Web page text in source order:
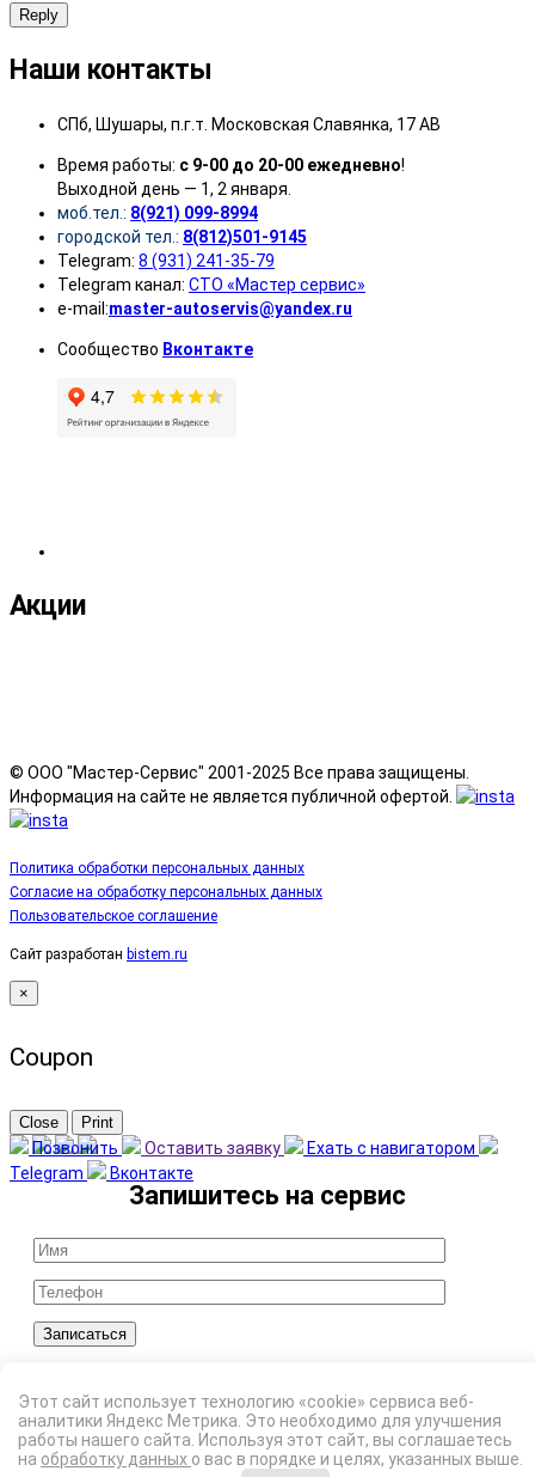
Reply
Наши контакты
СПб, Шушары, п.г.т. Московская Славянка, 17 АВ
Время работы: с 9-00 до 20-00 ежедневно!
Выходной день — 1, 2 января.
моб.тел.: 8(921) 099-8994
городской тел.: 8(812)501-9145
Telegram: 8 (931) 241-35-79
Telegram канал: СТО «Мастер сервис»
e-mail:master-autoservis@yandex.ru
Сообщество Вконтакте
Акции
© ООО "Мастер-Сервис" 2001-2025 Все права защищены.
Информация на сайте не является публичной офертой.
Политика обработки персональных данных
Согласие на обработку персональных данных
Пользовательское соглашение
Сайт разработан bistem.ru
×
Coupon
Close Print
Позвонить Оставить заявку
Ехать с навигатором
Telegram
Вконтакте
Записаться
обработки персональных данных и даю
Согласиена обработку моих персональных
данных в порядке и на условиях, указанных в
Политике.
Этот сайт использует технологию «cookie» сервиса веб-
аналитики Яндекс Метрика. Это необходимо для улучшения
работы нашего сайта. Используя этот сайт, вы соглашаетесь
на обработку данных о вас в порядке и целях, указанных выше.